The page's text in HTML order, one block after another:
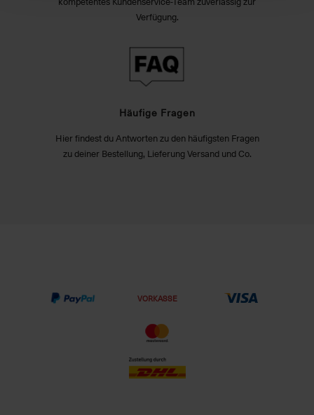
Verfügung.
Häufige Fragen
Hier findest du Antworten zu den häufigsten Fragen
zu deiner Bestellung, Lieferung Versand und Co.
VORKASSE